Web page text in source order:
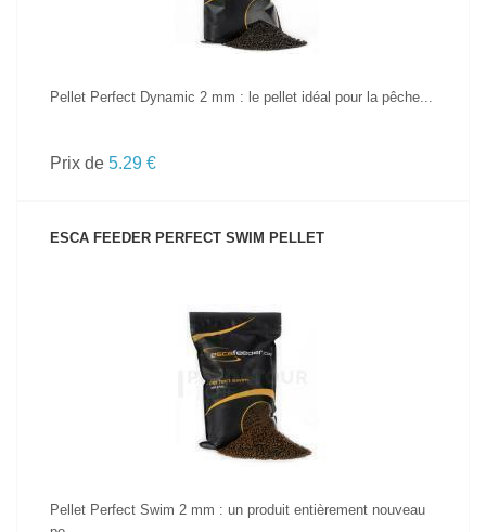
Pellet Perfect Dynamic 2 mm : le pellet idéal pour la pêche...
Prix de 5.29 €
ESCA FEEDER PERFECT SWIM PELLET
VOIR LE PRODUIT
Pellet Perfect Swim 2 mm : un produit entièrement nouveau